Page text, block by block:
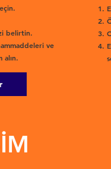
belirtin.
ve
alın.